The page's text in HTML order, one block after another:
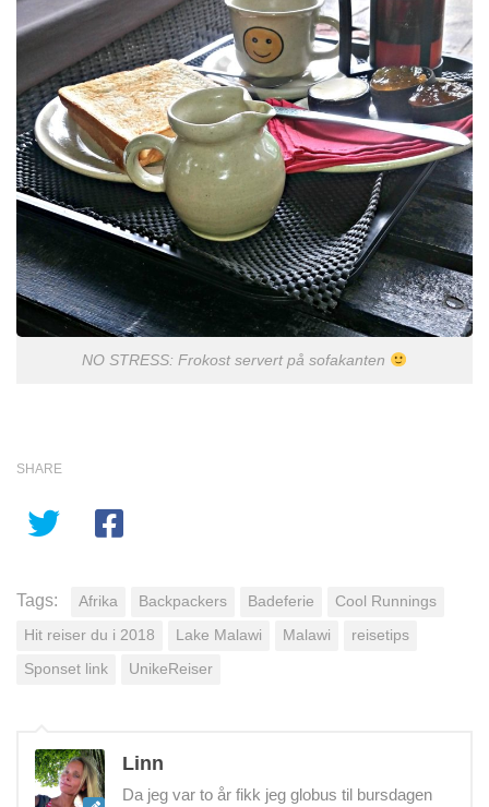
NO STRESS: Frokost servert på sofakanten
SHARE
Tags: Afrika Backpackers Badeferie Cool Runnings
Hit reiser du i 2018 Lake Malawi Malawi reisetips
Sponset link UnikeReiser
Linn
Da jeg var to år fikk jeg globus til bursdagen